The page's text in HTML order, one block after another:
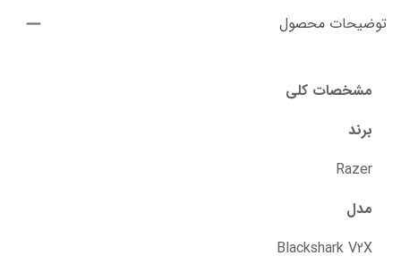
توضیحات محصول
مشخصات کلی
برند
Razer
مدل
Blackshark V2X